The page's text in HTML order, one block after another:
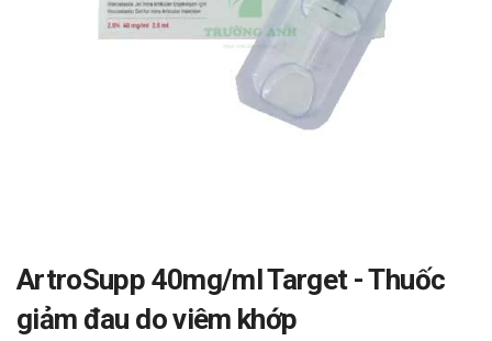
ArtroSupp 40mg/ml Target - Thuốc
giảm đau do viêm khớp